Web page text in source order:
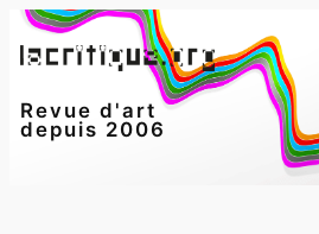
Aller
au
Revue d'art
depuis 2006